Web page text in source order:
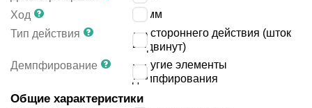
Ход
мм
Тип действия
двустороннего действия (шток
выдвинут)
Демпфирование
упругие элементы
демпфирования
Общие характеристики